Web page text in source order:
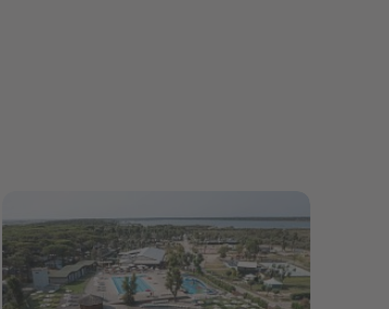
Bildergalerie öffnen